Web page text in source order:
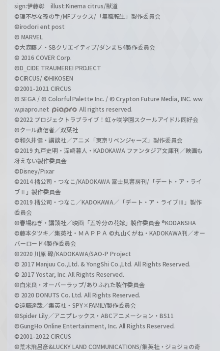
sign:伊藤彰 illust:Kinema citrus/獣道
©理不尽な孫の手/MFブックス/「無職転生」製作委員会
©irodori ent post
© MARVEL
©大森藤ノ・SBクリエイティブ/ダンまち4製作委員会
© 2016 COVER Corp.
©D_CIDE TRAUMEREI PROJECT
©CIRCUS/ ©HIKOSEN
©2001-2021 CIRCUS
© SEGA / © Colorful Palette Inc. / © Crypton Future Media, INC. ww
w.piapro.net
All rights reserved.
©2022 プロジェクトラブライブ！虹ヶ咲学園スクールアイドル同好会
©クール教信者／双葉社
©和久井健・講談社／アニメ「東京リベンジャーズ」製作委員会
©2019 丸戸史明・深崎暮人・KADOKAWA ファンタジア文庫刊／映画も
冴えない製作委員会
©Disney/Pixar
©2014 橘公司・つなこ/KADOKAWA 富士見書房刊/「デート・ア・ライ
ブⅡ」製作委員会
©2019 橘公司・つなこ／KADOKAWA／「デート・ア・ライブⅢ」製作
委員会
©春場ねぎ・講談社／映画「五等分の花嫁」製作委員会 ®KODANSHA
©藤本タツキ／集英社・ＭＡＰＰＡ ©丸山くがね・KADOKAWA刊／オー
バーロード4製作委員会
©2020 川原 礫/KADOKAWA/SAO-P Project
© 2017 Manjuu Co.,Ltd. & YongShi Co.,Ltd. All Rights Reserved.
© 2017 Yostar, Inc. All Rights Reserved.
©白米良・オーバーラップ/ありふれた製作委員会
© 2020 DONUTS Co. Ltd. All Rights Reserved.
©遠藤達哉／集英社・SPY×FAMILY製作委員会
©Spider Lily／アニプレックス・ABCアニメーション・BS11
©GungHo Online Entertainment, Inc. All Rights Reserved.
©2001-2022 CIRCUS
©荒木飛呂彦&LUCKY LAND COMMUNICATIONS/集英社・ジョジョの奇